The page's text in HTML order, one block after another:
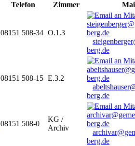
Telefon Zimmer
08151 508-34 O.1.3
berg.de
08151 508-15 E.3.2
berg.de
08151 508-0
KG /
Archiv
berg.de